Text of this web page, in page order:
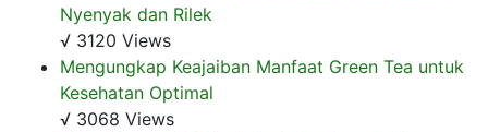
Nyenyak dan Rilek
√ 3120 Views
Mengungkap Keajaiban Manfaat Green Tea untuk
Kesehatan Optimal
√ 3068 Views